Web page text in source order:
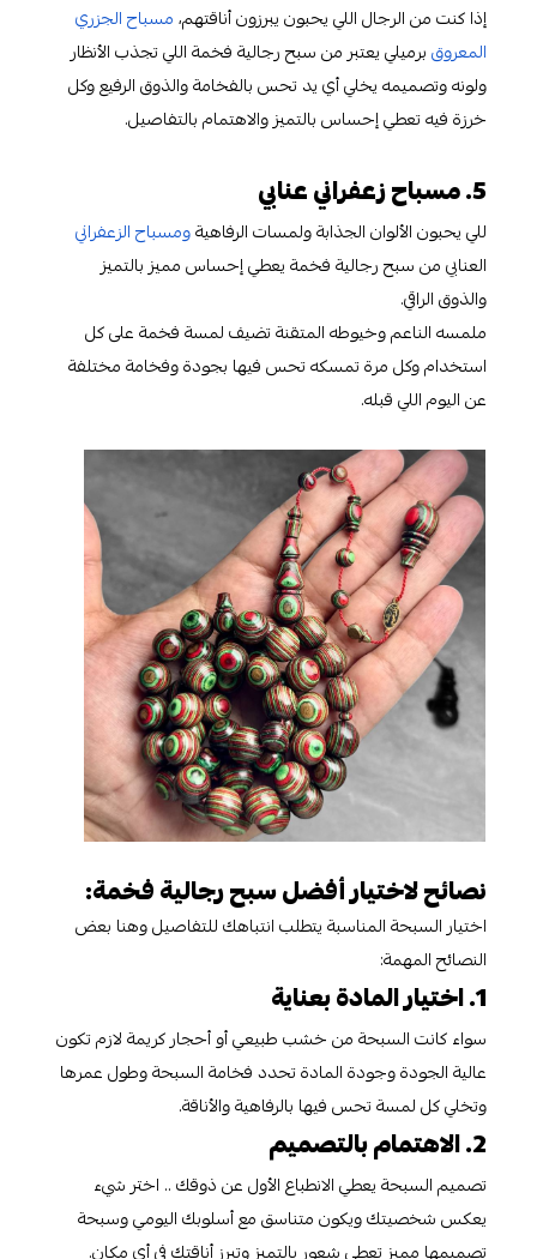
إذا كنت من الرجال اللي يحبون يبرزون أناقتهم،مسباح الجزري
المعروقبرميلي يعتبر من سبح رجالية فخمة اللي تجذب الأنظار
ولونه وتصميمه يخلي أي يد تحس بالفخامة والذوق الرفيع وكل
خرزة فيه تعطي إحساس بالتميز والاهتمام بالتفاصيل.
5. مسباح زعفراني عنابي
للي يحبون الألوان الجذابة ولمسات الرفاهيةومسباح الزعفراني
العنابي من سبح رجالية فخمة يعطي إحساس مميز بالتميز
والذوق الراقي.
ملمسه الناعم وخيوطه المتقنة تضيف لمسة فخمة على كل
استخدام وكل مرة تمسكه تحس فيها بجودة وفخامة مختلفة
عن اليوم اللي قبله.
نصائح لاختيار أفضل سبح رجالية فخمة:
اختيار السبحة المناسبة يتطلب انتباهك للتفاصيل وهنا بعض
النصائح المهمة:
1. اختيار المادة بعناية
سواء كانت السبحة من خشب طبيعي أو أحجار كريمة لازم تكون
عالية الجودة وجودة المادة تحدد فخامة السبحة وطول عمرها
وتخلي كل لمسة تحس فيها بالرفاهية والأناقة.
2. الاهتمام بالتصميم
تصميم السبحة يعطي الانطباع الأول عن ذوقك .. اختر شيء
يعكس شخصيتك ويكون متناسق مع أسلوبك اليومي وسبحة
تصميمها مميز تعطي شعور بالتميز وتبرز أناقتك في أي مكان.